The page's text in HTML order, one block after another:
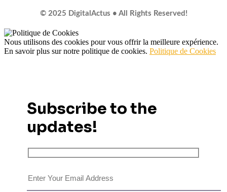
© 2025 DigitalActus • All Rights Reserved!
Nous utilisons des cookies pour vous offrir la meilleure expérience.
En savoir plus sur notre politique de cookies. Politique de Cookies
Subscribe to the
updates!